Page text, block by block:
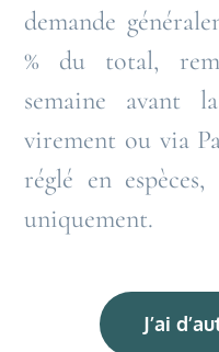
demande
% du total,
semaine avant
virement ou via
réglé en
uniquement.
J’ai